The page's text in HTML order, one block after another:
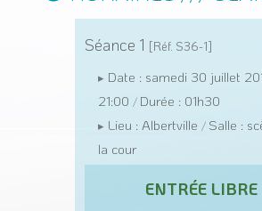
Séance 1 [Réf. S36-1]
▸ Date : samedi 30 juillet
21:00 / Durée : 01h30
▸ Lieu : Albertville / Salle :
la cour
ENTRÉE LIBRE